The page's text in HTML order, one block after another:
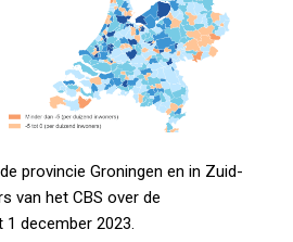
provincie Groningen en in Zuid-
van het CBS over de
december 2023.